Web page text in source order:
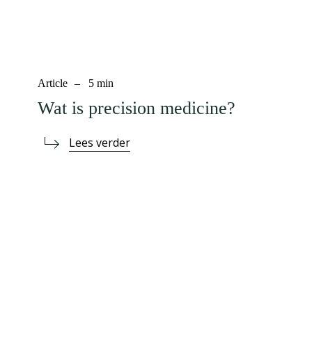
Article – 5 min
Wat is precision medicine?
Lees verder